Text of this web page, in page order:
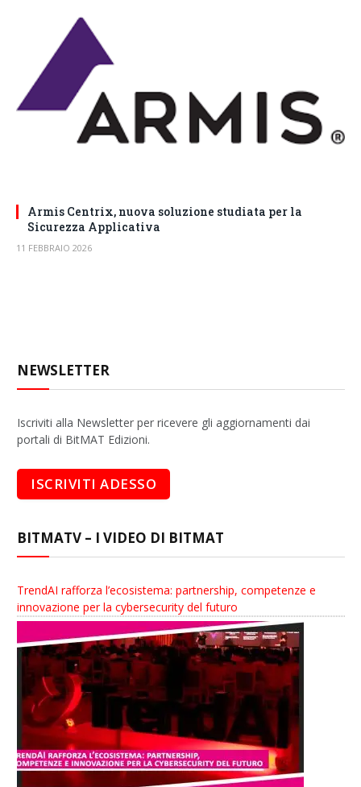
Armis Centrix, nuova soluzione studiata per la
Sicurezza Applicativa
11 FEBBRAIO 2026
NEWSLETTER
Iscriviti alla Newsletter per ricevere gli aggiornamenti dai
portali di BitMAT Edizioni.
BITMATV – I VIDEO DI BITMAT
TrendAI rafforza l’ecosistema: partnership, competenze e
innovazione per la cybersecurity del futuro